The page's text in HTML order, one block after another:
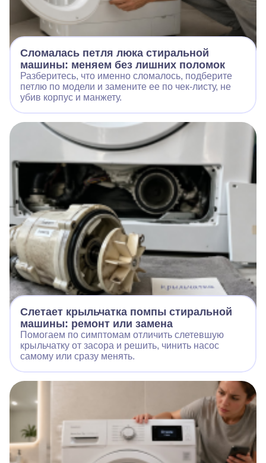
Сломалась петля люка стиральной
машины: меняем без лишних поломок
Разберитесь, что именно сломалось, подберите
петлю по модели и замените ее по чек-листу, не
убив корпус и манжету.
Слетает крыльчатка помпы стиральной
машины: ремонт или замена
Помогаем по симптомам отличить слетевшую
крыльчатку от засора и решить, чинить насос
самому или сразу менять.